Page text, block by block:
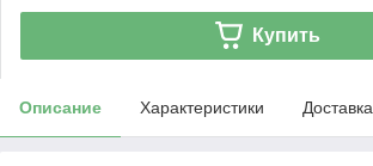
Купить
Описание Характеристики Доставка